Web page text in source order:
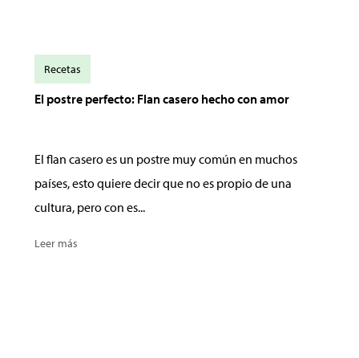
El postre perfecto: Flan casero hecho con amor
El flan casero es un postre muy común en muchos
países, esto quiere decir que no es propio de una
cultura, pero con es...
Leer más
Recetas